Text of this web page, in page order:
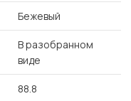
Бежевый
В разобранном
виде
88.8